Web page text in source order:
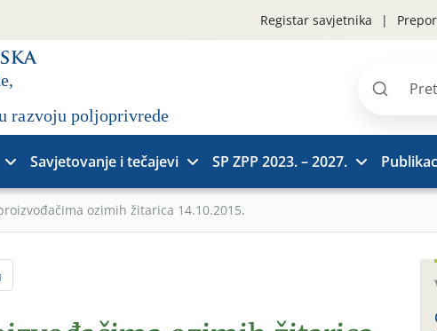
Registar savjetnika
Pretraži
Savjetovanje i tečajevi SP ZPP 2023. – 2027.
ozimih žitarica 14.10.2015.